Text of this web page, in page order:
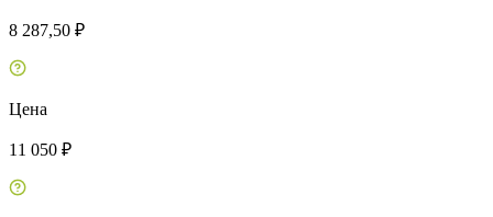
8 287,50 ₽
Цена
11 050 ₽